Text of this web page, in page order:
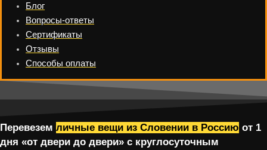
Блог
Вопросы-ответы
Сертификаты
Отзывы
Способы оплаты
Перевезем личные вещи из Словении в Россию от 1
дня «от двери до двери» с круглосуточным